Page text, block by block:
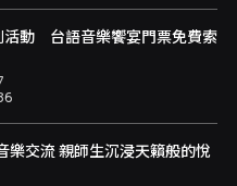
活動 台語音樂饗宴門票免費索
樂交流 親師生沉浸天籟般的悅